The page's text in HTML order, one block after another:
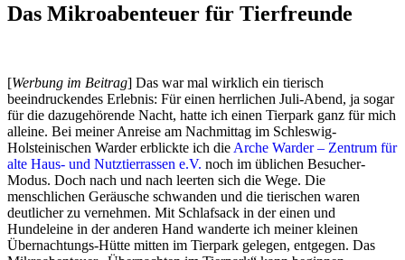
Das Mikroabenteuer für Tierfreunde
[Werbung im Beitrag] Das war mal wirklich ein tierisch
beeindruckendes Erlebnis: Für einen herrlichen Juli-Abend, ja sogar
für die dazugehörende Nacht, hatte ich einen Tierpark ganz für mich
alleine. Bei meiner Anreise am Nachmittag im Schleswig-
Holsteinischen Warder erblickte ich die Arche Warder – Zentrum für
alte Haus- und Nutztierrassen e.V. noch im üblichen Besucher-
Modus. Doch nach und nach leerten sich die Wege. Die
menschlichen Geräusche schwanden und die tierischen waren
deutlicher zu vernehmen. Mit Schlafsack in der einen und
Hundeleine in der anderen Hand wanderte ich meiner kleinen
Übernachtungs-Hütte mitten im Tierpark gelegen, entgegen. Das